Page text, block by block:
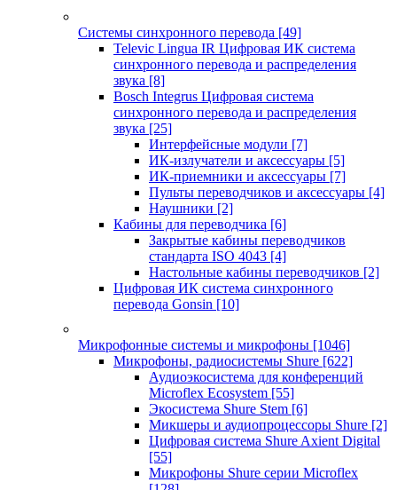
Системы синхронного перевода [49]
Televic Lingua IR Цифровая ИК система
синхронного перевода и распределения
звука [8]
Bosch Integrus Цифровая система
синхронного перевода и распределения
звука [25]
Интерфейсные модули [7]
ИК-излучатели и аксессуары [5]
ИК-приемники и аксессуары [7]
Пульты переводчиков и аксессуары [4]
Наушники [2]
Кабины для переводчика [6]
Закрытые кабины переводчиков
стандарта ISO 4043 [4]
Настольные кабины переводчиков [2]
Цифровая ИК система синхронного
перевода Gonsin [10]
Микрофонные системы и микрофоны [1046]
Микрофоны, радиосистемы Shure [622]
Аудиоэкосистема для конференций
Microflex Ecosystem [55]
Экосистема Shure Stem [6]
Микшеры и аудиопроцессоры Shure [2]
Цифровая система Shure Axient Digital
[55]
Микрофоны Shure серии Microflex